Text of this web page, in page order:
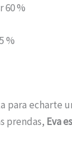
60 %
%
para echarte
prendas, Eva